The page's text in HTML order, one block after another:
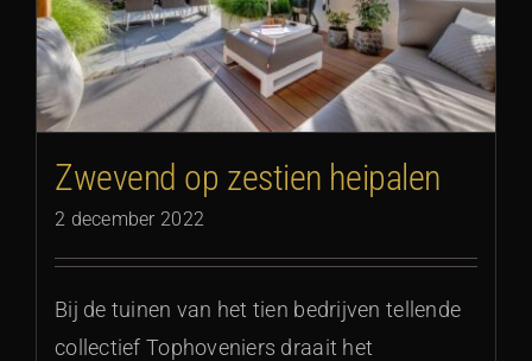
Zwevend op zestien heipalen
2 december 2022
Bij de tuinen van het tien bedrijven tellende
collectief Tophoveniers draait het